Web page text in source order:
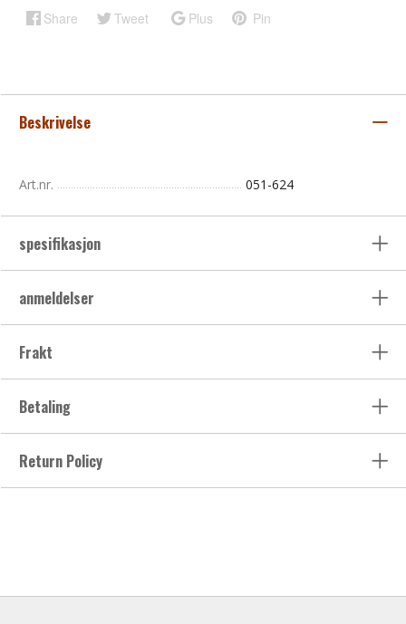
Share Tweet Plus Pin
Beskrivelse
Art.nr. 051-624
spesifikasjon
anmeldelser
Frakt
Betaling
Return Policy